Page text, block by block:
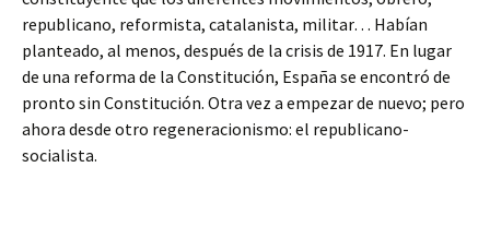
republicano, reformista, catalanista, militar… Habían
planteado, al menos, después de la crisis de 1917. En lugar
de una reforma de la Constitución, España se encontró de
pronto sin Constitución. Otra vez a empezar de nuevo; pero
ahora desde otro regeneracionismo: el republicano-
socialista.